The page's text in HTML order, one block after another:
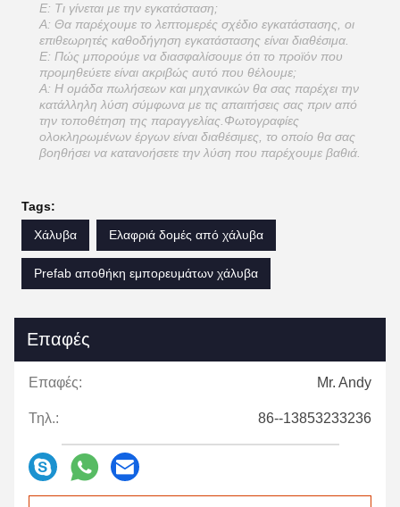
Ε: Τι γίνεται με την εγκατάσταση;
Α: Θα παρέχουμε το λεπτομερές σχέδιο εγκατάστασης, οι
επιθεωρητές καθοδήγηση εγκατάστασης είναι διαθέσιμα.
Ε: Πώς μπορούμε να διασφαλίσουμε ότι το προϊόν που
προμηθεύετε είναι ακριβώς αυτό που θέλουμε;
Α: Η ομάδα πωλήσεων και μηχανικών θα σας παρέχει την
κατάλληλη λύση σύμφωνα με τις απαιτήσεις σας πριν από
την τοποθέτηση της παραγγελίας.Φωτογραφίες
ολοκληρωμένων έργων είναι διαθέσιμες, το οποίο θα σας
βοηθήσει να κατανοήσετε την λύση που παρέχουμε βαθιά.
Tags:
Χάλυβα
Ελαφριά δομές από χάλυβα
Prefab αποθήκη εμπορευμάτων χάλυβα
Επαφές
Επαφές: Mr. Andy
Τηλ.: 86--13853233236